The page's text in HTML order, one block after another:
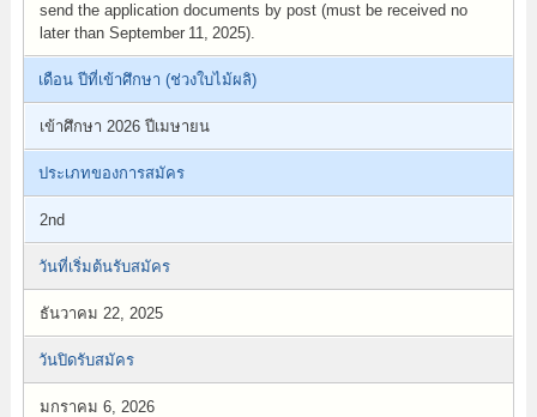
send the application documents by post (must be received no
later than September 11, 2025).
เดือน ปีที่เข้าศึกษา (ช่วงใบไม้ผลิ)
เข้าศึกษา 2026 ปีเมษายน
ประเภทของการสมัคร
2nd
วันที่เริ่มต้นรับสมัคร
ธันวาคม 22, 2025
วันปิดรับสมัคร
มกราคม 6, 2026